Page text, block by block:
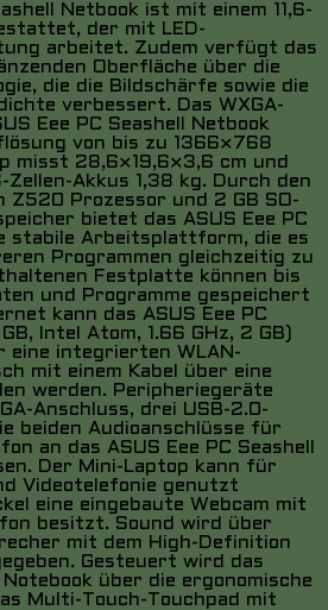
Netbook ist mit einem 11,6-
der mit LED-
arbeitet. Zudem verfügt das
Oberfläche über die
die die Bildschärfe sowie die
verbessert. Das WXGA-
Eee PC Seashell Netbook
von bis zu 1366×768
misst 28,6×19,6×3,6 cm und
Akkus 1,38 kg. Durch den
Z520 Prozessor und 2 GB SO-
bietet das ASUS Eee PC
stabile Arbeitsplattform, die es
Programmen gleichzeitig zu
Festplatte können bis
und Programme gespeichert
kann das ASUS Eee PC
Intel Atom, 1.66 GHz, 2 GB)
eine integrierten WLAN-
mit einem Kabel über eine
werden. Peripheriegeräte
Anschluss, drei USB-2.0-
beiden Audioanschlüsse für
an das ASUS Eee PC Seashell
Der Mini-Laptop kann für
Videotelefonie genutzt
eine eingebaute Webcam mit
besitzt. Sound wird über
mit dem High-Definition
Gesteuert wird das
Notebook über die ergonomische
Multi-Touch-Touchpad mit